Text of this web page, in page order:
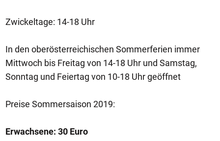
Zwickeltage: 14-18 Uhr
In den oberösterreichischen Sommerferien immer
Mittwoch bis Freitag von 14-18 Uhr und Samstag,
Sonntag und Feiertag von 10-18 Uhr geöffnet
Preise Sommersaison 2019:
Erwachsene: 30 Euro